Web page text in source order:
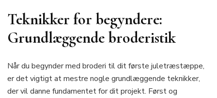
Teknikker for begyndere:
Grundlæggende broderistik
Når du begynder med broderi til dit første juletræstæppe,
er det vigtigt at mestre nogle grundlæggende teknikker,
der vil danne fundamentet for dit projekt. Først og